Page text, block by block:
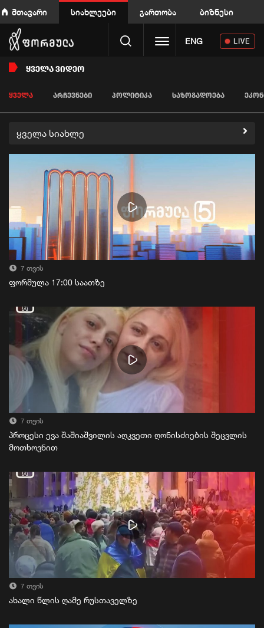
მთავარი სიახლეები გართობა ბიზნესი
Toggle navigation
ENG LIVE
ᲧᲕᲔᲚᲐ ᲕᲘᲓᲔᲝ
ᲧᲕᲔᲚᲐ ᲐᲠᲩᲔᲕᲜᲔᲑᲘ ᲞᲝᲚᲘᲢᲘᲙᲐ ᲡᲐᲖᲝᲒᲐᲓᲝᲔᲑᲐ
ყველა სიახლე
7 თვის
ფორმულა 17:00 საათზე
7 თვის
პროცესი ევა შაშიაშვილის აღკვეთი ღონისძიების შეცვლის
მოთხოვნით
7 თვის
ახალი წლის ღამე რუსთაველზე